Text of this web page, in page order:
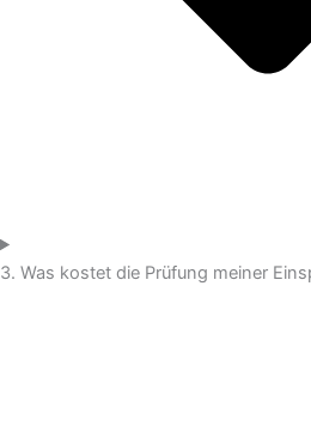
3. Was kostet die Prüfung meiner